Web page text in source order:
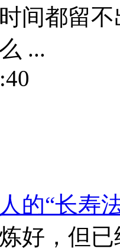
间都留
...
的“长寿
好，但